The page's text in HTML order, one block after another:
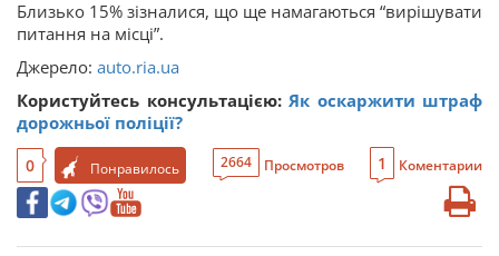
Близько 15% зізналися, що ще намагаються “вирішувати
питання на місці”.
Джерело: auto.ria.ua
Користуйтесь консультацією: Як оскаржити штраф
дорожньої поліції?
0 Понравилось 2664 Просмотров 1 Коментарии